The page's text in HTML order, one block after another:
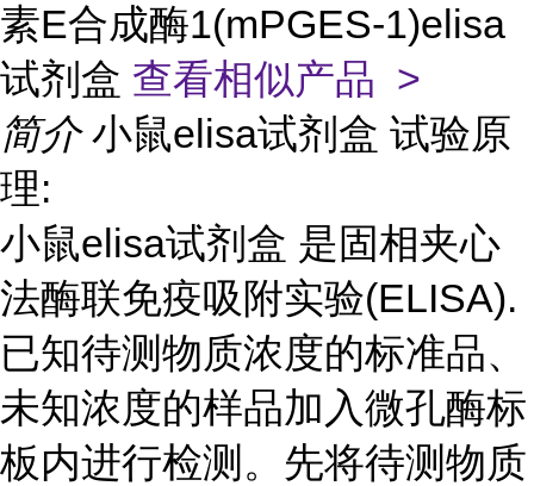
素E合成酶1(mPGES-1)elisa
试剂盒 查看相似产品 >
简介 小鼠elisa试剂盒 试验原
理:
小鼠elisa试剂盒 是固相夹心
法酶联免疫吸附实验(ELISA).
已知待测物质浓度的标准品、
未知浓度的样品加入微孔酶标
板内进行检测。先将待测物质